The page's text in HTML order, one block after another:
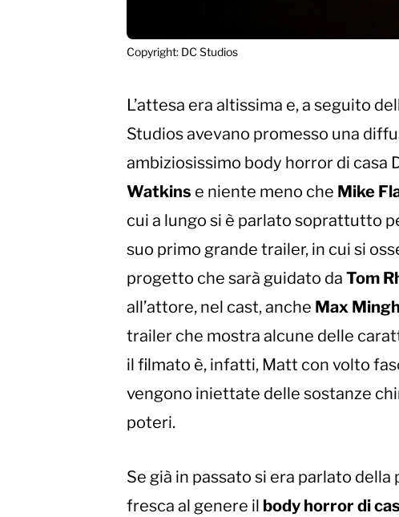
Copyright: DC Studios
L’attesa era altissima e, a seguito
Studios avevano promesso una
ambiziosissimo body horror di casa
Watkins e niente meno che Mike
cui a lungo si è parlato soprattutto
suo primo grande trailer, in cui si
progetto che sarà guidato da Tom
all’attore, nel cast, anche Max
trailer che mostra alcune delle
il filmato è, infatti, Matt con volto
vengono iniettate delle sostanze
poteri.
Se già in passato si era parlato
fresca al genere il body horror di